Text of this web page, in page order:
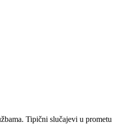
Tipični slučajevi u prometu